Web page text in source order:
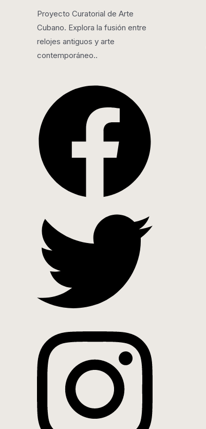
Proyecto Curatorial de Arte
Cubano. Explora la fusión entre
relojes antiguos y arte
contemporáneo..